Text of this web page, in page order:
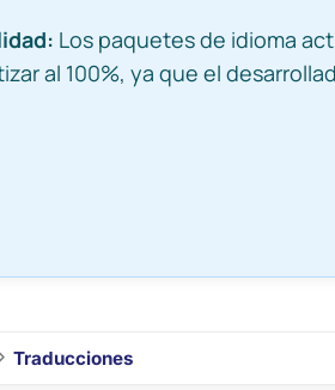
Los paquetes de idioma
al 100%, ya que el
Traducciones